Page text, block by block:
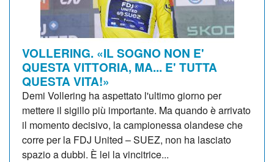
VOLLERING. «IL SOGNO NON E'
QUESTA VITTORIA, MA... E' TUTTA
QUESTA VITA!»
Demi Vollering ha aspettato l'ultimo giorno per
mettere il sigillo più importante. Ma quando è arrivato
il momento decisivo, la campionessa olandese che
corre per la FDJ United – SUEZ, non ha lasciato
spazio a dubbi. È lei la vincitrice...